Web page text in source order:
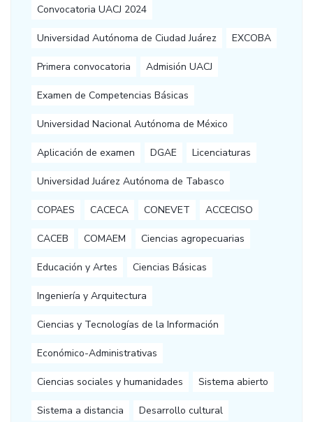
Convocatoria UACJ 2024
Universidad Autónoma de Ciudad Juárez EXCOBA
Primera convocatoria Admisión UACJ
Examen de Competencias Básicas
Universidad Nacional Autónoma de México
Aplicación de examen DGAE Licenciaturas
Universidad Juárez Autónoma de Tabasco
COPAES CACECA CONEVET ACCECISO
CACEB COMAEM Ciencias agropecuarias
Educación y Artes Ciencias Básicas
Ingeniería y Arquitectura
Ciencias y Tecnologías de la Información
Económico-Administrativas
Ciencias sociales y humanidades Sistema abierto
Sistema a distancia Desarrollo cultural